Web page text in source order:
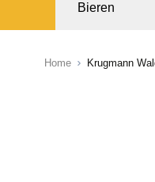
Bieren
Home Krugmann